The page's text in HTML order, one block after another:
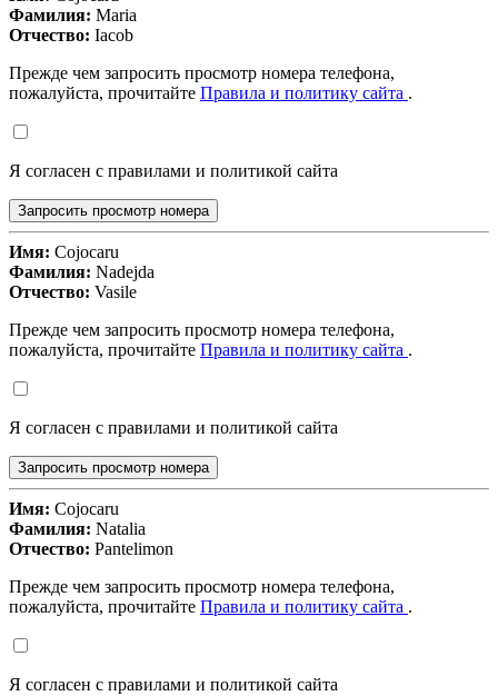
Фамилия: Maria
Отчество: Iacob
Прежде чем запросить просмотр номера телефона,
пожалуйста, прочитайте Правила и политику сайта .
Я согласен с правилами и политикой сайта
Запросить просмотр номера
Имя: Cojocaru
Фамилия: Nadejda
Отчество: Vasile
Прежде чем запросить просмотр номера телефона,
пожалуйста, прочитайте Правила и политику сайта .
Я согласен с правилами и политикой сайта
Запросить просмотр номера
Имя: Cojocaru
Фамилия: Natalia
Отчество: Pantelimon
Прежде чем запросить просмотр номера телефона,
пожалуйста, прочитайте Правила и политику сайта .
Я согласен с правилами и политикой сайта